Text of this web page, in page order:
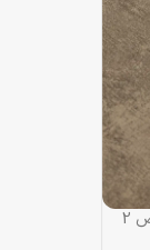
ملحفه 70 درصد نخ ساده تکرنگ عرض 2